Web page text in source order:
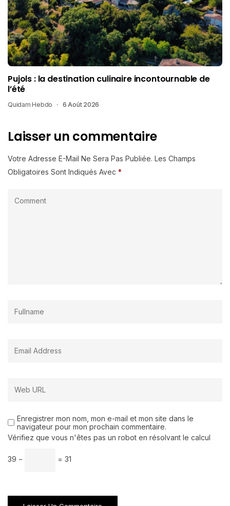
Pujols : la destination culinaire incontournable de
l’été
Quidam Hebdo 6 Août 2026
Laisser un commentaire
Votre Adresse E-Mail Ne Sera Pas Publiée. Les Champs
Obligatoires Sont Indiqués Avec *
Enregistrer mon nom, mon e-mail et mon site dans le
navigateur pour mon prochain commentaire.
Vérifiez que vous n'êtes pas un robot en résolvant le calcul
39 − = 31